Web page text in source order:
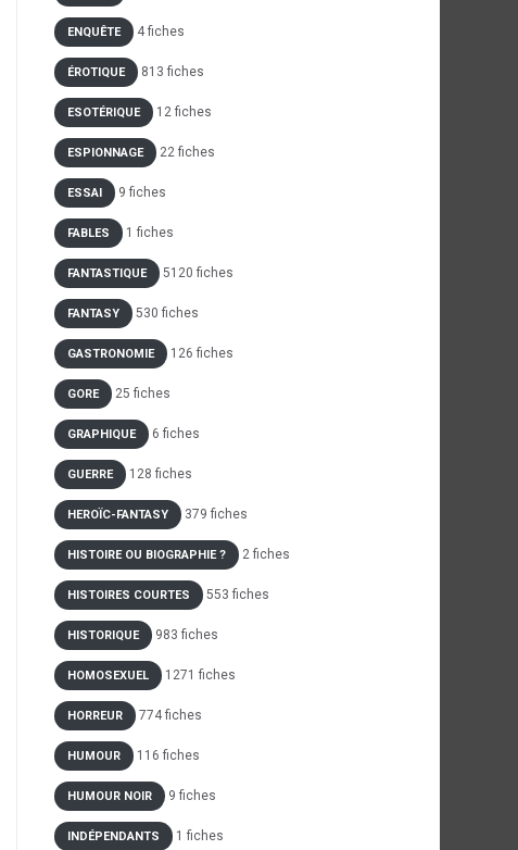
ENQUÊTE 4 fiches
ÉROTIQUE 813 fiches
ESOTÉRIQUE 12 fiches
ESPIONNAGE 22 fiches
ESSAI 9 fiches
FABLES 1 fiches
FANTASTIQUE 5120 fiches
FANTASY 530 fiches
GASTRONOMIE 126 fiches
GORE 25 fiches
GRAPHIQUE 6 fiches
GUERRE 128 fiches
HEROÏC-FANTASY 379 fiches
HISTOIRE OU BIOGRAPHIE ? 2 fiches
HISTOIRES COURTES 553 fiches
HISTORIQUE 983 fiches
HOMOSEXUEL 1271 fiches
HORREUR 774 fiches
HUMOUR 116 fiches
HUMOUR NOIR 9 fiches
INDÉPENDANTS 1 fiches